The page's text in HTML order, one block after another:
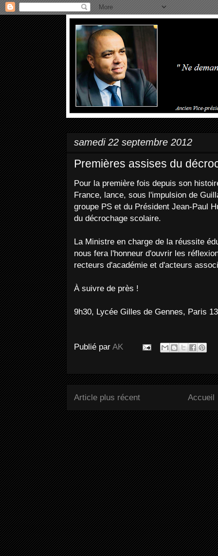
samedi 22 septembre 2012
Premières assises du
Pour la première fois depuis son
France, lance, sous l'impulsion de
groupe PS et du Président Jean-Paul
du décrochage scolaire.
La Ministre en charge de la réussite
nous fera l'honneur d'ouvrir les
recteurs d'académie et d'acteurs
À suivre de près !
9h30, Lycée Gilles de Gennes, Paris
Publié par AK
Article plus récent Accueil